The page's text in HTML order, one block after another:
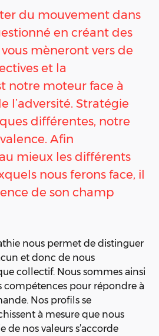
en créant des
mèneront vers de
et la
notre moteur face à
l’adversité. Stratégie
différentes, notre
Afin
mieux les différents
nous ferons face, il
de son champ
nous permet de distinguer
et donc de nous
collectif. Nous sommes ainsi
compétences pour répondre à
Nos profils se
à mesure que nous
de nos valeurs s’accorde